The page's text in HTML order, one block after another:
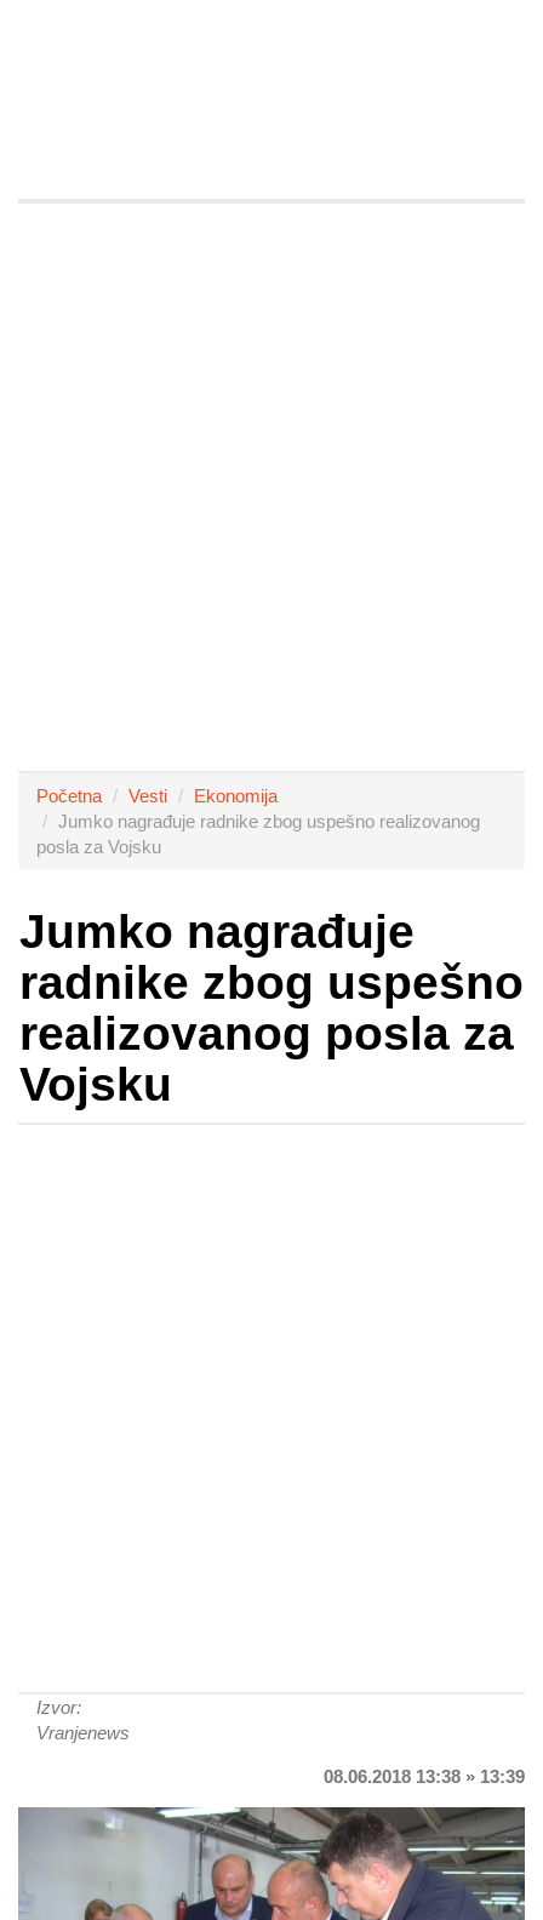
Početna Vesti
Ekonomija
Jumko nagrađuje radnike zbog uspešno realizovanog
posla za Vojsku
Jumko nagrađuje
radnike zbog uspešno
realizovanog posla za
Vojsku
Izvor:
Vranjenews
08.06.2018 13:38 » 13:39